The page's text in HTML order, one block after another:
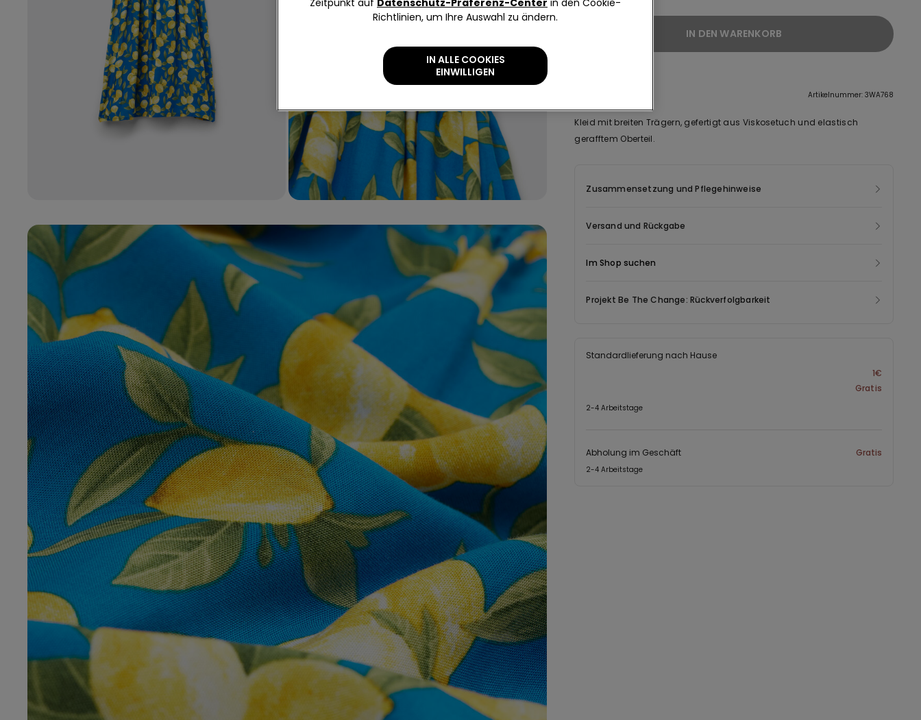
IN DEN WARENKORB
Artikelnummer: 3WA768
Kleid mit breiten Trägern, gefertigt aus Viskosetuch und elastisch
gerafftem Oberteil.
Zusammensetzung und Pflegehinweise
Versand und Rückgabe
Im Shop suchen
Projekt Be The Change: Rückverfolgbarkeit
Standardlieferung nach Hause
1€
Gratis
2-4 Arbeitstage
Abholung im Geschäft Gratis
2-4 Arbeitstage
Zeitpunkt auf Datenschutz-Präferenz-Center in den Cookie-
Richtlinien, um Ihre Auswahl zu ändern.
IN ALLE COOKIES
EINWILLIGEN